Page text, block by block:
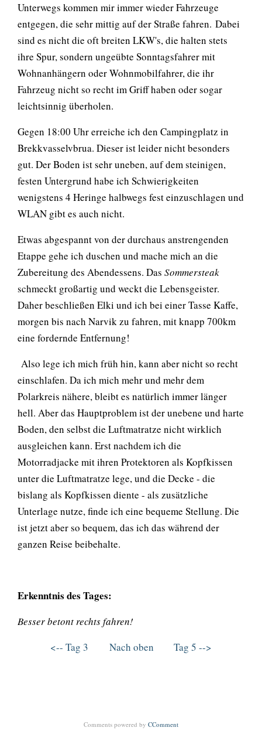
Unterwegs kommen mir immer wieder Fahrzeuge
entgegen, die sehr mittig auf der Straße fahren. Dabei
sind es nicht die oft breiten LKW's, die halten stets
ihre Spur, sondern ungeübte Sonntagsfahrer mit
Wohnanhängern oder Wohnmobilfahrer, die ihr
Fahrzeug nicht so recht im Griff haben oder sogar
leichtsinnig überholen.
Gegen 18:00 Uhr erreiche ich den Campingplatz in
Brekkvasselvbrua. Dieser ist leider nicht besonders
gut. Der Boden ist sehr uneben, auf dem steinigen,
festen Untergrund habe ich Schwierigkeiten
wenigstens 4 Heringe halbwegs fest einzuschlagen und
WLAN gibt es auch nicht.
Etwas abgespannt von der durchaus anstrengenden
Etappe gehe ich duschen und mache mich an die
Zubereitung des Abendessens. Das Sommersteak
schmeckt großartig und weckt die Lebensgeister.
Daher beschließen Elki und ich bei einer Tasse Kaffe,
morgen bis nach Narvik zu fahren, mit knapp 700km
eine fordernde Entfernung!
Also lege ich mich früh hin, kann aber nicht so recht
einschlafen. Da ich mich mehr und mehr dem
Polarkreis nähere, bleibt es natürlich immer länger
hell. Aber das Hauptproblem ist der unebene und harte
Boden, den selbst die Luftmatratze nicht wirklich
ausgleichen kann. Erst nachdem ich die
Motorradjacke mit ihren Protektoren als Kopfkissen
unter die Luftmatratze lege, und die Decke - die
bislang als Kopfkissen diente - als zusätzliche
Unterlage nutze, finde ich eine bequeme Stellung. Die
ist jetzt aber so bequem, das ich das während der
ganzen Reise beibehalte.
Erkenntnis des Tages:
Besser betont rechts fahren!
<-- Tag 3
Nach oben Tag 5 -->
Comments powered by CComment